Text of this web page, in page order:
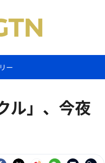
ー
ル」、今夜